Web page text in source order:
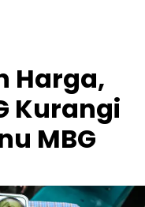
Harga,
Kurangi
MBG